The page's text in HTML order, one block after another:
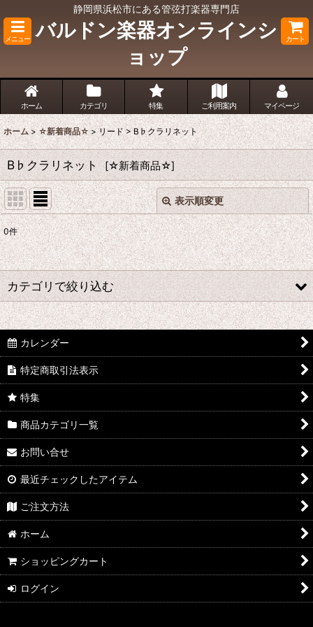
静岡県浜松市にある管弦打楽器専門店
メニュー
バルドン楽器オンラインシ
ョップ
カート
ホーム カテゴリ 特集 ご利用案内 マイページ
ホーム > ☆新着商品☆ > リード > B♭クラリネット
B♭クラリネット [☆新着商品☆]
表示順変更
表示数:
並び順:
絞り込む
閉じる
0件
カテゴリで絞り込む
リード (全商品)
B♭クラリネット
E♭クラリネット
バスクラリネット
アルトサックス
テナーサックス
バリトンサックス
カレンダー
特定商取引法表示
特集
商品カテゴリ一覧
お問い合せ
最近チェックしたアイテム
ご注文方法
ホーム
ショッピングカート
ログイン